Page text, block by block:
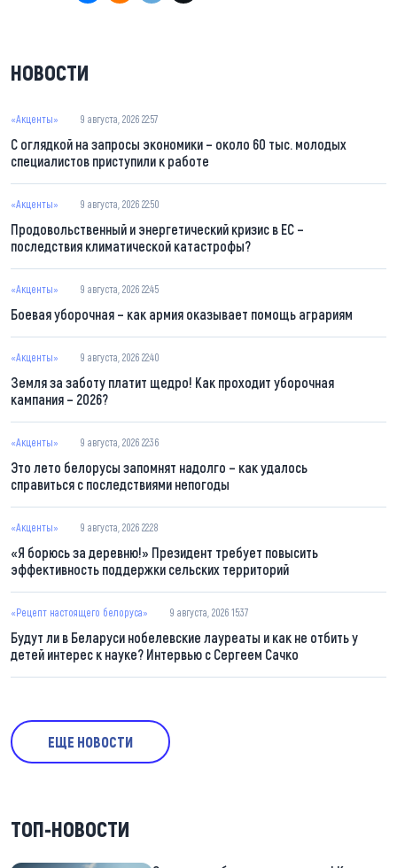
НОВОСТИ
«Акценты» 9 августа, 2026 22:57
С оглядкой на запросы экономики – около 60 тыс. молодых
специалистов приступили к работе
«Акценты» 9 августа, 2026 22:50
Продовольственный и энергетический кризис в ЕС –
последствия климатической катастрофы?
«Акценты» 9 августа, 2026 22:45
Боевая уборочная – как армия оказывает помощь аграриям
«Акценты» 9 августа, 2026 22:40
Земля за заботу платит щедро! Как проходит уборочная
кампания – 2026?
«Акценты» 9 августа, 2026 22:36
Это лето белорусы запомнят надолго – как удалось
справиться с последствиями непогоды
«Акценты» 9 августа, 2026 22:28
«Я борюсь за деревню!» Президент требует повысить
эффективность поддержки сельских территорий
«Рецепт настоящего белоруса» 9 августа, 2026 15:37
Будут ли в Беларуси нобелевские лауреаты и как не отбить у
детей интерес к науке? Интервью с Сергеем Сачко
ЕЩЕ НОВОСТИ
ТОП-НОВОСТИ